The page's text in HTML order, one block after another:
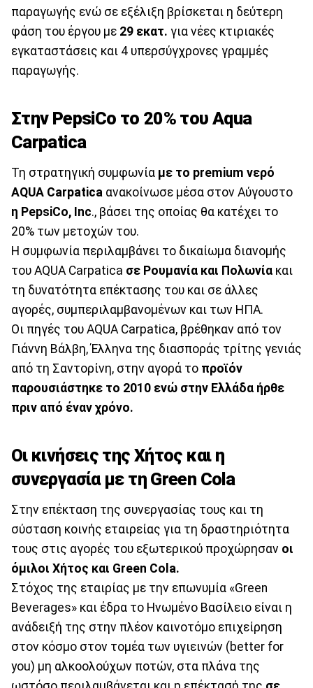
παραγωγής ενώ σε εξέλιξη βρίσκεται η δεύτερη
φάση του έργου με 29 εκατ. για νέες κτιριακές
εγκαταστάσεις και 4 υπερσύγχρονες γραμμές
παραγωγής.
Στην PepsiCo το 20% του Aqua
Carpatica
Τη στρατηγική συμφωνία με το premium νερό
AQUA Carpatica ανακοίνωσε μέσα στον Αύγουστο
η PepsiCo, Inc., βάσει της οποίας θα κατέχει το
20% των μετοχών του.
Η συμφωνία περιλαμβάνει το δικαίωμα διανομής
του AQUA Carpatica σε Ρουμανία και Πολωνία και
τη δυνατότητα επέκτασης του και σε άλλες
αγορές, συμπεριλαμβανομένων και των ΗΠΑ.
Οι πηγές του AQUA Carpatica, βρέθηκαν από τον
Γιάννη Βάλβη, Έλληνα της διασποράς τρίτης γενιάς
από τη Σαντορίνη, στην αγορά το προϊόν
παρουσιάστηκε το 2010 ενώ στην Ελλάδα ήρθε
πριν από έναν χρόνο.
Οι κινήσεις της Χήτος και η
συνεργασία με τη Green Cola
Στην επέκταση της συνεργασίας τους και τη
σύσταση κοινής εταιρείας για τη δραστηριότητα
τους στις αγορές του εξωτερικού προχώρησαν οι
όμιλοι Χήτος και Green Cola.
Στόχος της εταιρίας με την επωνυμία «Green
Beverages» και έδρα το Ηνωμένο Βασίλειο είναι η
ανάδειξή της στην πλέον καινοτόμο επιχείρηση
στον κόσμο στον τομέα των υγιεινών (better for
you) μη αλκοολούχων ποτών, στα πλάνα της